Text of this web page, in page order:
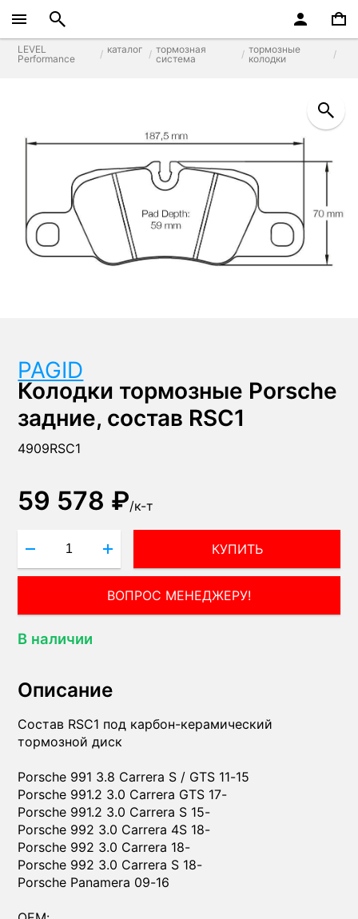
LEVEL
Performance
каталог
тормозная
система
тормозные
колодки
PAGID
Колодки тормозные Porsche
задние, состав RSC1
4909RSC1
59 578 ₽/к-т
КУПИТЬ
ВОПРОС МЕНЕДЖЕРУ!
В наличии
Описание
Состав RSС1 под карбон-керамический
тормозной диск
Porsche 991 3.8 Carrera S / GTS 11-15
Porsche 991.2 3.0 Carrera GTS 17-
Porsche 991.2 3.0 Carrera S 15-
Porsche 992 3.0 Carrera 4S 18-
Porsche 992 3.0 Carrera 18-
Porsche 992 3.0 Carrera S 18-
Porsche Panamera 09-16